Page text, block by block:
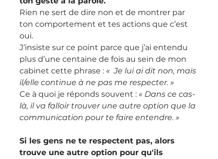
Rien ne sert de dire non et de montrer par
ton comportement et tes actions que c’est
oui.
J’insiste sur ce point parce que j’ai entendu
plus d’une centaine de fois au sein de mon
cabinet cette phrase : «  Je lui ai dit non, mais
il/elle continue à ne pas me respecter. »
Ce à quoi je réponds souvent : « Dans ce cas-
là, il va falloir trouver une autre option que la
communication pour te faire entendre. »
Si les gens ne te respectent pas, alors
trouve une autre option pour qu'ils